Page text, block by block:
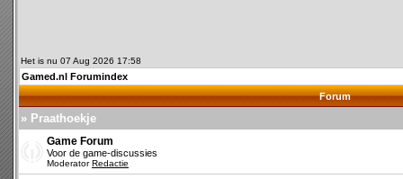
Het is nu 07 Aug 2026 17:58
Gamed.nl Forumindex
Forum
» Praathoekje
Game Forum
Voor de game-discussies
ModeratorRedactie